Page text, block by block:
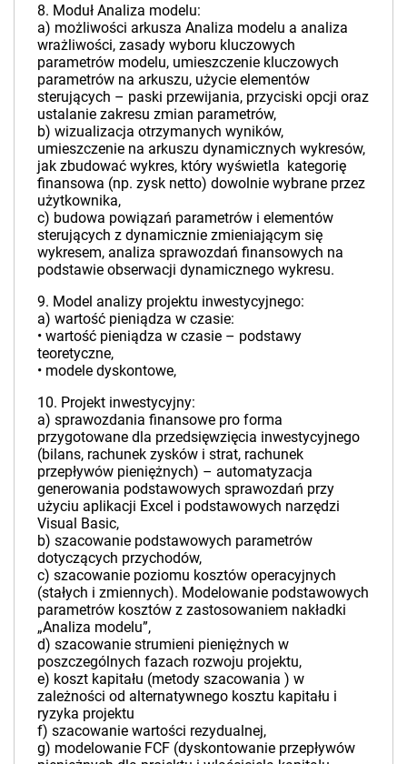
8. Moduł Analiza modelu:
a) możliwości arkusza Analiza modelu a analiza
wrażliwości, zasady wyboru kluczowych
parametrów modelu, umieszczenie kluczowych
parametrów na arkuszu, użycie elementów
sterujących – paski przewijania, przyciski opcji oraz
ustalanie zakresu zmian parametrów,
b) wizualizacja otrzymanych wyników,
umieszczenie na arkuszu dynamicznych wykresów,
jak zbudować wykres, który wyświetla kategorię
finansowa (np. zysk netto) dowolnie wybrane przez
użytkownika,
c) budowa powiązań parametrów i elementów
sterujących z dynamicznie zmieniającym się
wykresem, analiza sprawozdań finansowych na
podstawie obserwacji dynamicznego wykresu.
9. Model analizy projektu inwestycyjnego:
a) wartość pieniądza w czasie:
• wartość pieniądza w czasie – podstawy
teoretyczne,
• modele dyskontowe,
10. Projekt inwestycyjny:
a) sprawozdania finansowe pro forma
przygotowane dla przedsięwzięcia inwestycyjnego
(bilans, rachunek zysków i strat, rachunek
przepływów pieniężnych) – automatyzacja
generowania podstawowych sprawozdań przy
użyciu aplikacji Excel i podstawowych narzędzi
Visual Basic,
b) szacowanie podstawowych parametrów
dotyczących przychodów,
c) szacowanie poziomu kosztów operacyjnych
(stałych i zmiennych). Modelowanie podstawowych
parametrów kosztów z zastosowaniem nakładki
„Analiza modelu”,
d) szacowanie strumieni pieniężnych w
poszczególnych fazach rozwoju projektu,
e) koszt kapitału (metody szacowania ) w
zależności od alternatywnego kosztu kapitału i
ryzyka projektu
f) szacowanie wartości rezydualnej,
g) modelowanie FCF (dyskontowanie przepływów